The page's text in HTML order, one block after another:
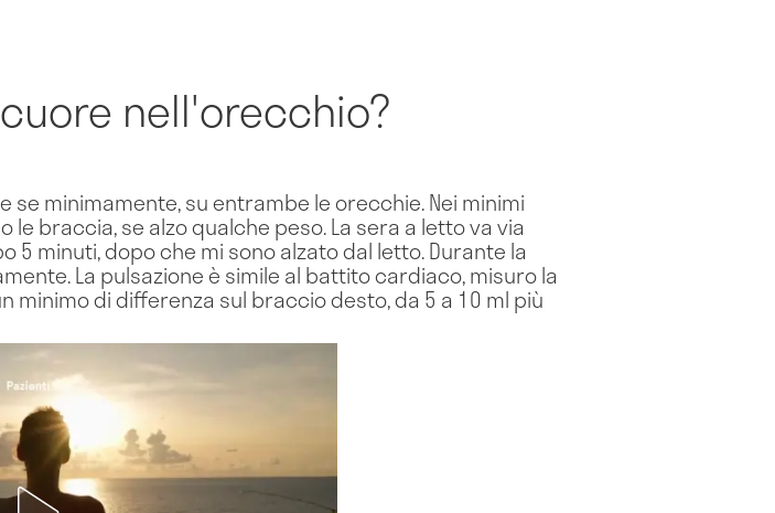
nell'orecchio?
se minimamente, su entrambe le orecchie. Nei minimi
braccia, se alzo qualche peso. La sera a letto va via
minuti, dopo che mi sono alzato dal letto. Durante la
La pulsazione è simile al battito cardiaco, misuro la
di differenza sul braccio desto, da 5 a 10 ml più